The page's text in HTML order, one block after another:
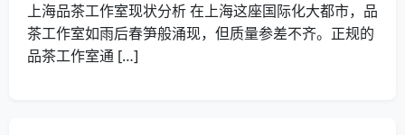
上海品茶工作室现状分析 在上海这座国际化大都市，品
茶工作室如雨后春笋般涌现，但质量参差不齐。正规的
品茶工作室通 […]